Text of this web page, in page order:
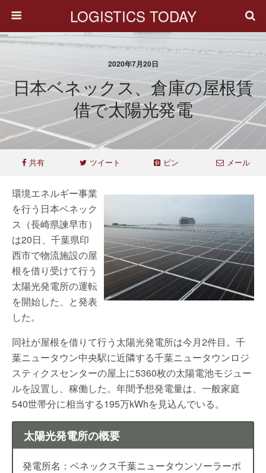
LOGISTICS TODAY
2020年7月20日
日本ベネックス、倉庫の屋根賃
借で太陽光発電
共有 ツイート ピン メール
環境エネルギー事業
を行う日本ベネック
ス（長崎県諫早市）
は20日、千葉県印
西市で物流施設の屋
根を借り受けて行う
太陽光発電所の運転
を開始した、と発表
した。
同社が屋根を借りて行う太陽光発電所は今月2件目。千
葉ニュータウン中央駅に近隣する千葉ニュータウンロジ
スティクスセンターの屋上に5360枚の太陽電池モジュー
ルを設置し、稼働した。年間予想発電量は、一般家庭
540世帯分に相当する195万kWhを見込んでいる。
太陽光発電所の概要
発電所名：ベネックス千葉ニュータウンソーラーポ